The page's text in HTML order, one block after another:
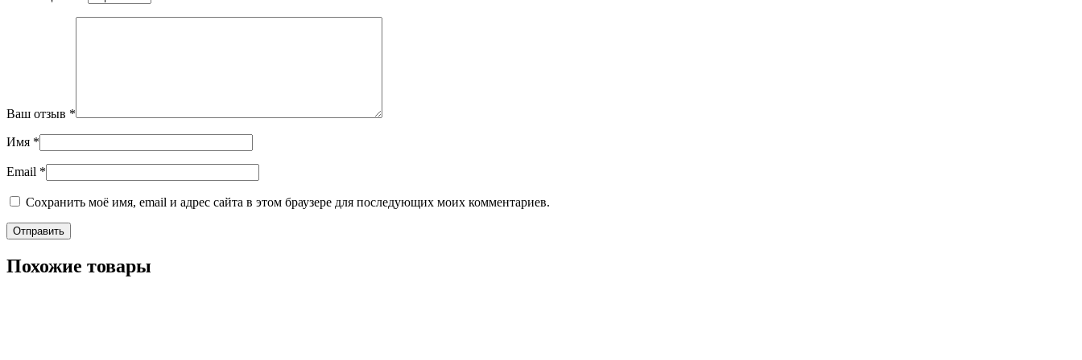
Ваш отзыв *
Имя *
Email *
Сохранить моё имя, email и адрес сайта в этом браузере для последующих моих комментариев.
Похожие товары